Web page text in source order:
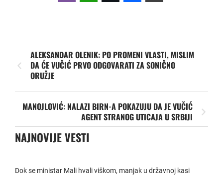
ALEKSANDAR OLENIK: PO PROMENI VLASTI, MISLIM
DA ĆE VUČIĆ PRVO ODGOVARATI ZA SONIČNO
ORUŽJE
MANOJLOVIĆ: NALAZI BIRN-A POKAZUJU DA JE VUČIĆ
AGENT STRANOG UTICAJA U SRBIJI
NAJNOVIJE VESTI
Dok se ministar Mali hvali viškom, manjak u državnoj kasi